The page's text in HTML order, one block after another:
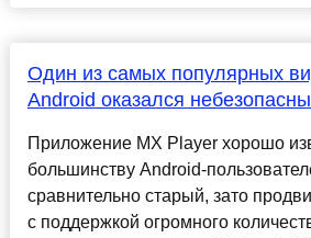
Один из самых популярных
Android оказался
Приложение MX Player хорошо
большинству Android-
сравнительно старый, зато
с поддержкой огромного